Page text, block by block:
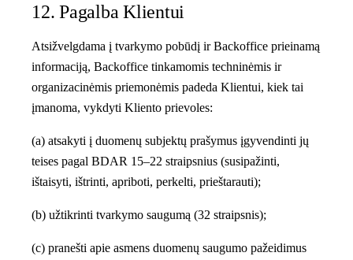
12. Pagalba Klientui
Atsižvelgdama į tvarkymo pobūdį ir Backoffice prieinamą
informaciją, Backoffice tinkamomis techninėmis ir
organizacinėmis priemonėmis padeda Klientui, kiek tai
įmanoma, vykdyti Kliento prievoles:
(a) atsakyti į duomenų subjektų prašymus įgyvendinti jų
teises pagal BDAR 15–22 straipsnius (susipažinti,
ištaisyti, ištrinti, apriboti, perkelti, prieštarauti);
(b) užtikrinti tvarkymo saugumą (32 straipsnis);
(c) pranešti apie asmens duomenų saugumo pažeidimus